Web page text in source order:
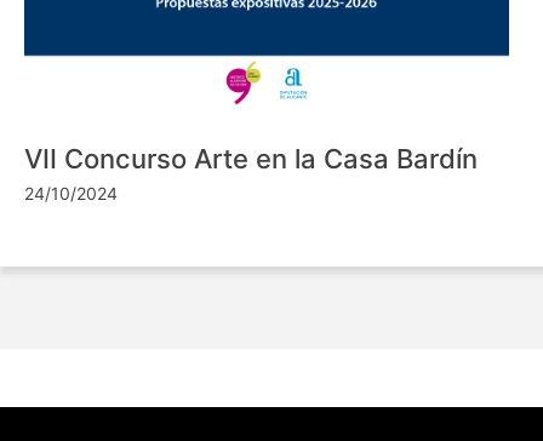
VII Concurso Arte en la Casa Bardín
24/10/2024